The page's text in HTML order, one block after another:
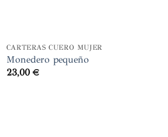
CARTERAS CUERO MUJER
Monedero pequeño
23,00 €